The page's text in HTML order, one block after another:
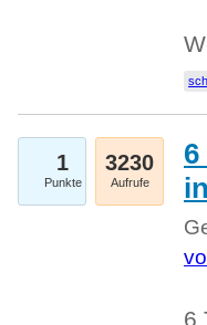
1
Punkte
3230
Aufrufe
6